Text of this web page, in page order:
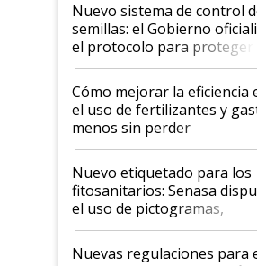
Nuevo sistema de control
semillas: el Gobierno
el protocolo para proteger
propiedad intelectual
Cómo mejorar la eficiencia
el uso de fertilizantes y
menos sin perder
productividad en la
fina
Nuevo etiquetado para los
fitosanitarios: Senasa
el uso de pictogramas,
palabras de advertencia e
indicaciones
Nuevas regulaciones para